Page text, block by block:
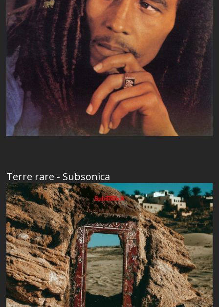
Terre rare - Subsonica